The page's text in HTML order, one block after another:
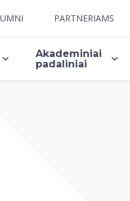
PARTNERIAMS
Akademiniai
padaliniai